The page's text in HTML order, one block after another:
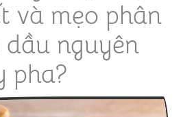
và mẹo phân
nguyên
pha?